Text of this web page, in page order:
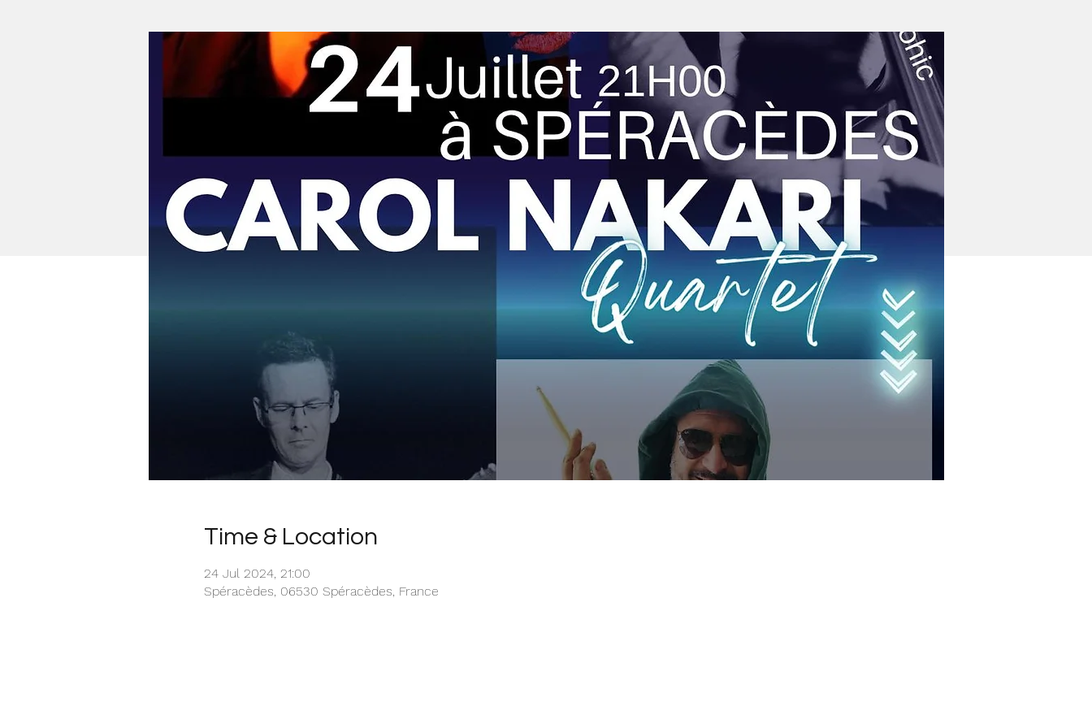
Time & Location
24 Jul 2024, 21:00
Spéracèdes, 06530 Spéracèdes, France